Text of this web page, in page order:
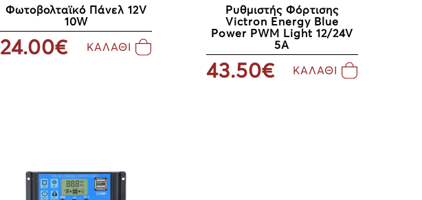
Φωτοβολταϊκό Πάνελ 12V
10W
24.00€ ΚΑΛΑΘΙ
Ρυθμιστής Φόρτισης
Victron Energy Blue
Power PWM Light 12/24V
5A
43.50€ ΚΑΛΑΘΙ